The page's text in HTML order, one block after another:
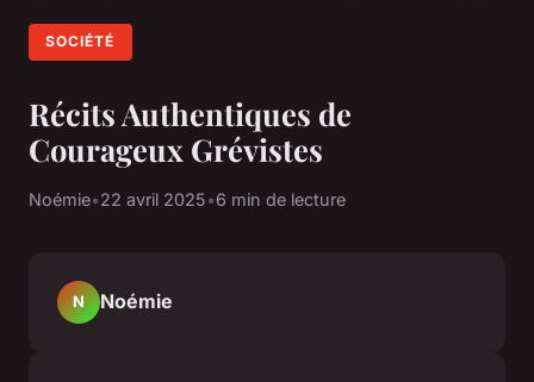
SOCIÉTÉ
Récits Authentiques de
Courageux Grévistes
Noémie•22 avril 2025•6 min de lecture
N Noémie